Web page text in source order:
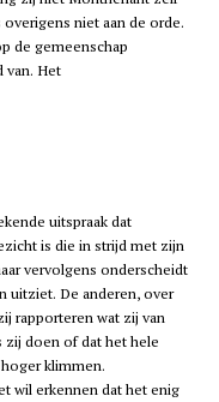
niet aan de orde.
de gemeenschap
van. Het
uitspraak dat
is die in strijd met zijn
vervolgens onderscheidt
uitziet. De anderen, over
rapporteren wat zij van
zij doen of dat het hele
klimmen.
wil erkennen dat het enig